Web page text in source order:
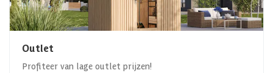
Outlet
Profiteer van lage outlet prijzen!